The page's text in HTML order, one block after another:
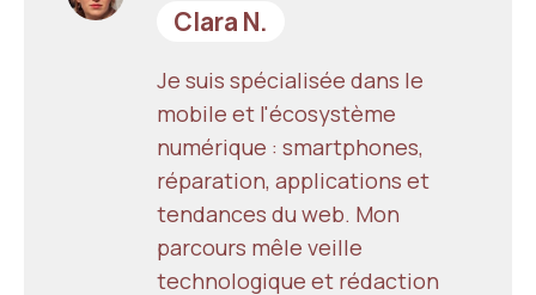
Clara N.
Je suis spécialisée dans le
mobile et l'écosystème
numérique : smartphones,
réparation, applications et
tendances du web. Mon
parcours mêle veille
technologique et rédaction